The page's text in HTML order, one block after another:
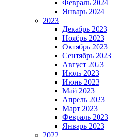
Февраль 2024
Январь 2024
2023
Декабрь 2023
Ноябрь 2023
Октябрь 2023
Сентябрь 2023
Август 2023
Июль 2023
Июнь 2023
Май 2023
Апрель 2023
Март 2023
Февраль 2023
Январь 2023
2022